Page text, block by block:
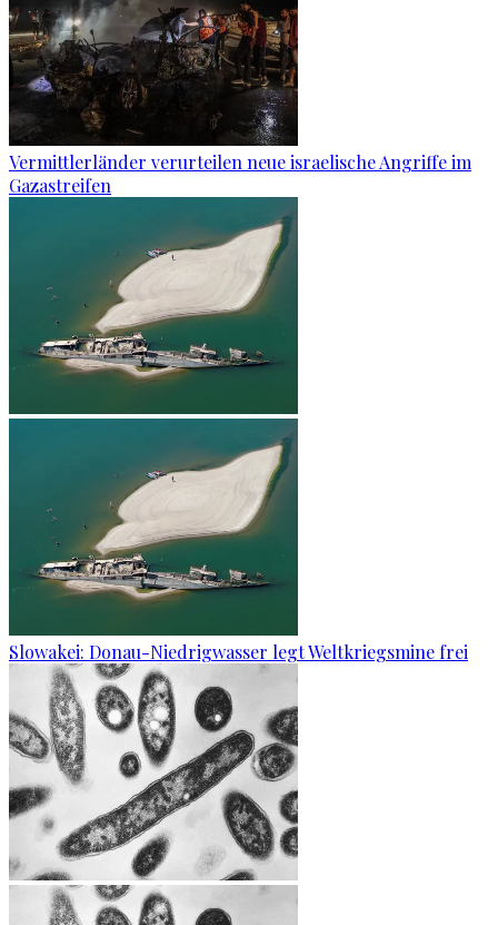
Vermittlerländer verurteilen neue israelische Angriffe im
Gazastreifen
Slowakei: Donau-Niedrigwasser legt Weltkriegsmine frei